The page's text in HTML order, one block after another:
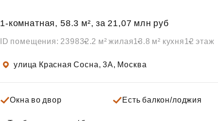
1‑комнатная, 58.3 м², за 21,07 млн руб
ID помещения: 239832.2 м² жилая13.8 м² кухня12 этаж
улица Красная Сосна, 3А, Москва
Окна во двор Есть балкон/лоджия